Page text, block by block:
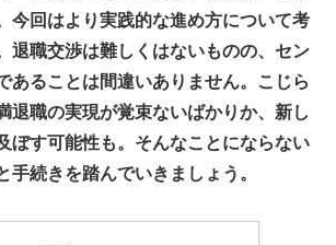
今回はより実践的な進め方について考
退職交渉は難しくはないものの、セン
あることは間違いありません。こじら
退職の実現が覚束ないばかりか、新し
ぼす可能性も。そんなことにならない
手続きを踏んでいきましょう。